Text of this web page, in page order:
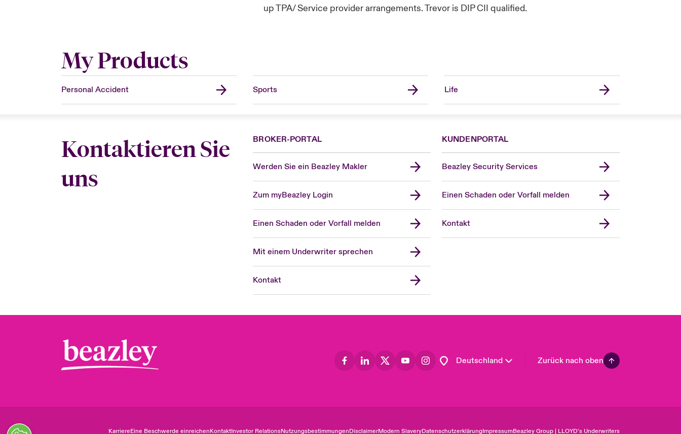
up TPA/ Service provider arrangements. Trevor is DIP CII qualified.
My Products
Personal Accident Sports Life
Kontaktieren Sie
uns
BROKER-PORTAL
Werden Sie ein Beazley Makler
Zum myBeazley Login
Einen Schaden oder Vorfall melden
Mit einem Underwriter sprechen
Kontakt
KUNDENPORTAL
Beazley Security Services
Einen Schaden oder Vorfall melden
Kontakt
Deutschland
United Kingdom
Zurück nach oben
KarriereEine Beschwerde einreichenKontaktInvestor RelationsNutzungsbestimmungenDisclaimerModern SlaveryDatenschutzerklärungImpressumBeazley Group | LLOYD’s Underwriters